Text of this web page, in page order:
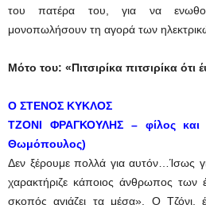
του πατέρα του, για να
μονοπωλήσουν τη αγορά των
Μότο του: «Πιτσιρίκα πιτσιρίκα
Ο ΣΤΕΝΟΣ ΚΥΚΛΟΣ
ΤΖΟΝΙ ΦΡΑΓΚΟΥΛΗΣ – φίλος και
Θωμόπουλος)
Δεν ξέρουμε πολλά για αυτόν…Ίσως
χαρακτήριζε κάποιος άνθρωπος των
σκοπός αγιάζει τα μέσα». Ο Τζόνι,